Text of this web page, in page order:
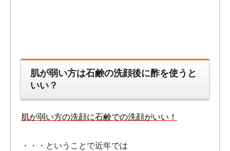
肌が弱い方は石鹸の洗顔後に酢を使うと
いい？
肌が弱い方の洗顔に石鹸での洗顔がいい！
・・・ということで近年では